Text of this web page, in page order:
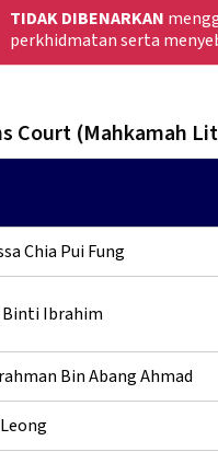
TIDAK DIBENARKAN
perkhidmatan serta
Court (Mahkamah
Chia Pui Fung
Ibrahim
Bin Abang Ahmad